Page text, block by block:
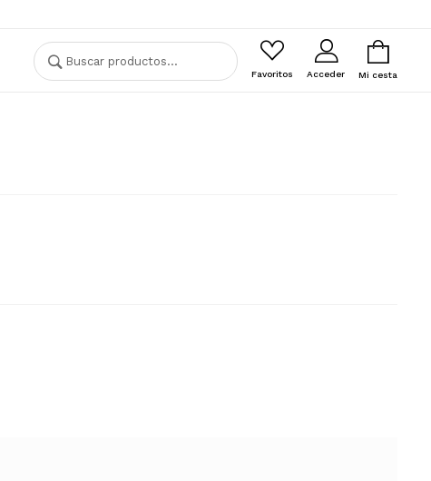
Buscar
por:
Buscar
Favoritos Acceder Mi cesta